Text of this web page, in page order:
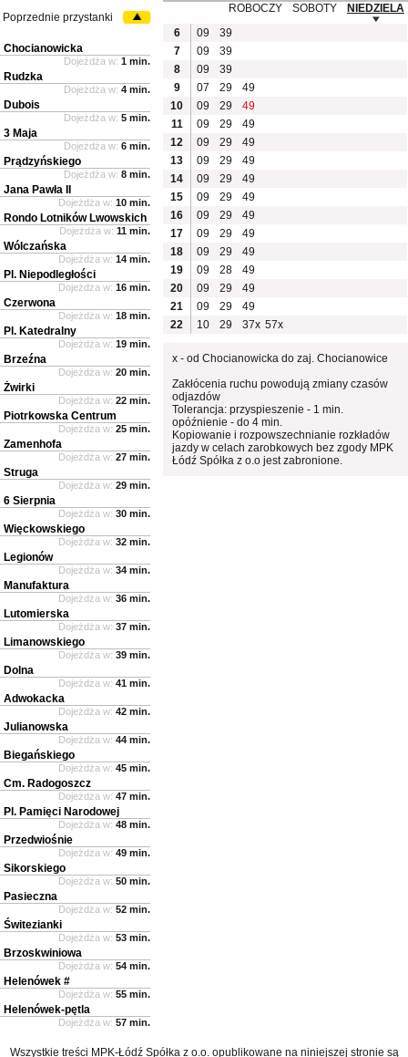
ROBOCZY
SOBOTY
NIEDZIELA
6
09
39
7
09
39
8
09
39
9
07 29
49
10
09 29
49
11
09 29
49
12
09 29
49
13
09 29
49
14
09 29
49
15
09 29
49
16
09 29
49
17
09 29
49
18
09 29
49
19
09 28
49
20
09 29
49
21
09 29
49
22
10 29 37x 57x
x - od Chocianowicka do zaj. Chocianowice
Zakłócenia ruchu powodują zmiany czasów
odjazdów
Tolerancja: przyspieszenie - 1 min.
opóźnienie - do 4 min.
Kopiowanie i rozpowszechnianie rozkładów
jazdy w celach zarobkowych bez zgody MPK
Łódź Spółka z o.o jest zabronione.
Poprzednie przystanki
Chocianowicka
Dojeżdża w: 1 min.
Rudzka
Dojeżdża w: 4 min.
Dubois
Dojeżdża w: 5 min.
3 Maja
Dojeżdża w: 6 min.
Prądzyńskiego
Dojeżdża w: 8 min.
Jana Pawła II
Dojeżdża w: 10 min.
Rondo Lotników Lwowskich
Dojeżdża w: 11 min.
Wólczańska
Dojeżdża w: 14 min.
Pl. Niepodległości
Dojeżdża w: 16 min.
Czerwona
Dojeżdża w: 18 min.
Pl. Katedralny
Dojeżdża w: 19 min.
Brzeźna
Dojeżdża w: 20 min.
Żwirki
Dojeżdża w: 22 min.
Piotrkowska Centrum
Dojeżdża w: 25 min.
Zamenhofa
Dojeżdża w: 27 min.
Struga
Dojeżdża w: 29 min.
6 Sierpnia
Dojeżdża w: 30 min.
Więckowskiego
Dojeżdża w: 32 min.
Legionów
Dojeżdża w: 34 min.
Manufaktura
Dojeżdża w: 36 min.
Lutomierska
Dojeżdża w: 37 min.
Limanowskiego
Dojeżdża w: 39 min.
Dolna
Dojeżdża w: 41 min.
Adwokacka
Dojeżdża w: 42 min.
Julianowska
Dojeżdża w: 44 min.
Biegańskiego
Dojeżdża w: 45 min.
Cm. Radogoszcz
Dojeżdża w: 47 min.
Pl. Pamięci Narodowej
Dojeżdża w: 48 min.
Przedwiośnie
Dojeżdża w: 49 min.
Sikorskiego
Dojeżdża w: 50 min.
Pasieczna
Dojeżdża w: 52 min.
Świtezianki
Dojeżdża w: 53 min.
Brzoskwiniowa
Dojeżdża w: 54 min.
Helenówek #
Dojeżdża w: 55 min.
Helenówek-pętla
Dojeżdża w: 57 min.
Wszystkie treści MPK-Łódź Spółka z o.o. opublikowane na niniejszej stronie są